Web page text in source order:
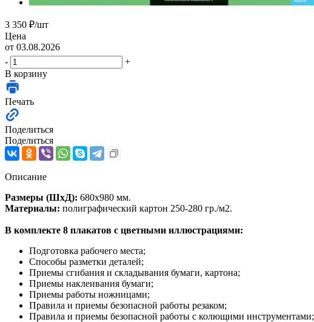
3 350 ₽/шт
Цена
от 03.08.2026
-
+
В корзину
Печать
Поделиться
Поделиться
Описание
Размеры (ШхД): 680х980 мм.
Материалы: полиграфический картон 250-280 гр./м2.
В комплекте 8 плакатов с цветными иллюстрациями:
Подготовка рабочего места;
Способы разметки деталей;
Приемы сгибания и складывания бумаги, картона;
Приемы наклеивания бумаги;
Приемы работы ножницами;
Правила и приемы безопасной работы резаком;
Правила и приемы безопасной работы с колющими инструментами;